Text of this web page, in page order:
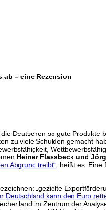
ab – eine Rezension
Deutschen so gute Produkte
zu viele Schulden gemacht
Heiner Flassbeck und
Abgrund treibt“ , heißt es. Eine
„gezielte
Deutschland kann den Euro
im Zentrum der